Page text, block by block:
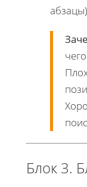
абзацы)
Блок 3.